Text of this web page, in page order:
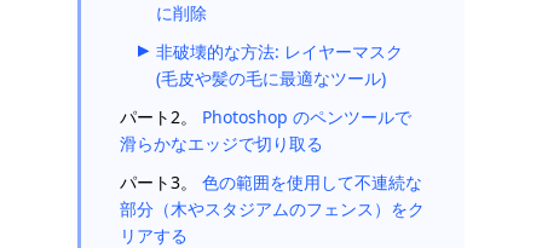
に削除
非破壊的な方法: レイヤーマスク
(毛皮や髪の毛に最適なツール)
パート2。 Photoshop のペンツールで
滑らかなエッジで切り取る
パート3。 色の範囲を使用して不連続な
部分（木やスタジアムのフェンス）をク
リアする